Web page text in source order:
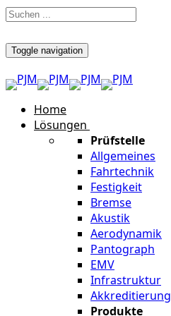
Toggle navigation
Home
Lösungen
Prüfstelle
Allgemeines
Fahrtechnik
Festigkeit
Bremse
Akustik
Aerodynamik
Pantograph
EMV
Infrastruktur
Akkreditierung
Produkte